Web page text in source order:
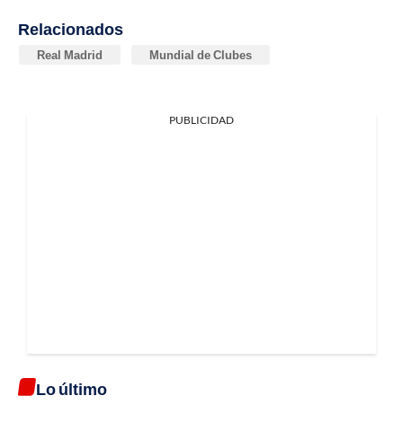
Relacionados
Real Madrid Mundial de Clubes
PUBLICIDAD
Lo último